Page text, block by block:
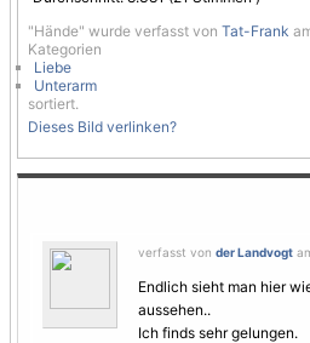
"Hände" wurde verfasst von Tat-Frank
Kategorien
Liebe
Unterarm
sortiert.
Dieses Bild verlinken?
verfasst von der Landvogt
Endlich sieht man hier
aussehen..
Ich finds sehr gelungen.